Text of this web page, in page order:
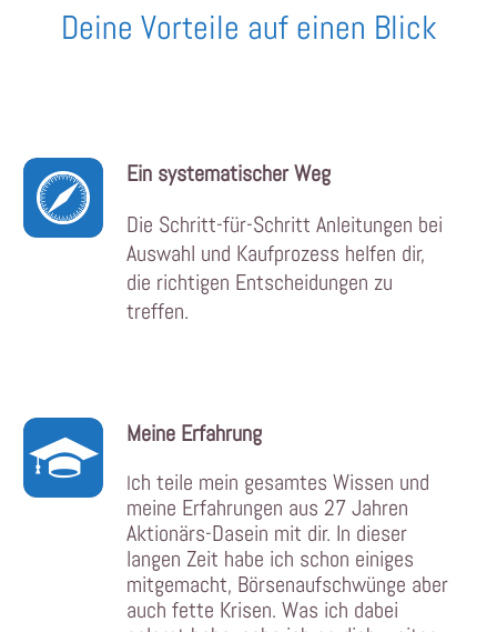
Deine Vorteile auf einen Blick
Ein systematischerWeg
Die Schritt-für-Schritt Anleitungen bei
Auswahl und Kaufprozess helfen dir,
die richtigen Entscheidungen zu
treffen.
Meine Erfahrung
Ich teile mein gesamtes Wissen und
meine Erfahrungen aus 27 Jahren
Aktionärs-Dasein mit dir. In dieser
langen Zeit habe ich schon einiges
mitgemacht, Börsenaufschwünge aber
auch fette Krisen. Was ich dabei